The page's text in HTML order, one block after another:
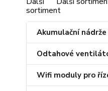
Akumulační nádrže
Odtahové
Wifi moduly pro